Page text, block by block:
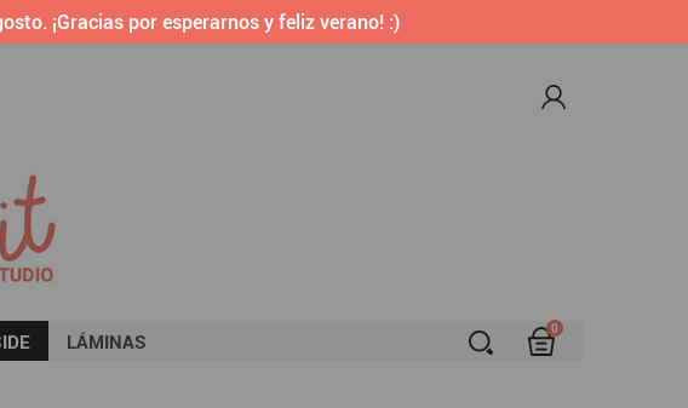
¡Gracias por esperarnos y feliz verano! :)
LÁMINAS
0